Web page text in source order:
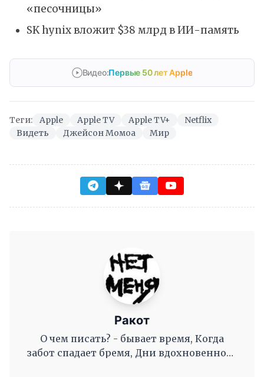
«песочницы»
SK hynix вложит $38 млрд в ИИ-память
Видео:Первые 50 лет Apple
Теги: Apple Apple TV Apple TV+
Netflix
Видеть
Джейсон Момоа Мир
Ракот
О чем писать? - бывает время, Когда
забот спадает бремя, Дни вдохновенного